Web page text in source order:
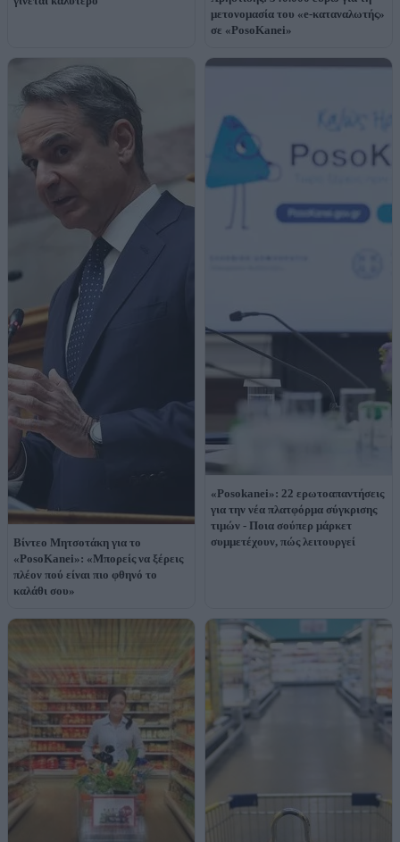
μετονομασία του «e-καταναλωτής»
σε «PosoKanei»
Βίντεο Μητσοτάκη για το
«PosoKanei»: «Μπορείς να ξέρεις
πλέον πού είναι πιο φθηνό το
καλάθι σου»
«Posokanei»: 22 ερωτοαπαντήσεις
για την νέα πλατφόρμα σύγκρισης
τιμών - Ποια σούπερ μάρκετ
συμμετέχουν, πώς λειτουργεί